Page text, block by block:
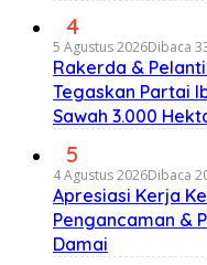
4
5 Agustus 2026Dibaca
Rakerda &
Tegaskan Partai
Sawah 3.000
5
4 Agustus 2026Dibaca
Apresiasi Kerja
Pengancaman &
Damai